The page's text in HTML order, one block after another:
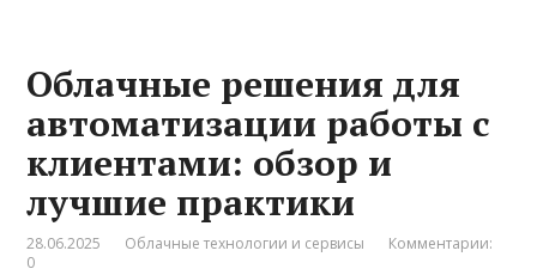
Облачные решения для
автоматизации работы с
клиентами: обзор и
лучшие практики
28.06.2025 Облачные технологии и сервисы
Комментарии:
0